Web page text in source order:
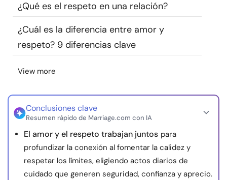
Idioma
Sobre nosotros Contáctanos Escríbenos
¿Qué es el respeto en una relación?
¿Cuál es la diferencia entre amor y
respeto? 9 diferencias clave
View more
Conclusiones clave
Resumen rápido de Marriage.com con IA
El amor y el respeto trabajan juntos para
profundizar la conexión al fomentar la calidez y
respetar los límites, eligiendo actos diarios de
cuidado que generen seguridad, confianza y aprecio.